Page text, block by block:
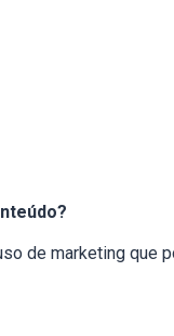
de marketing que